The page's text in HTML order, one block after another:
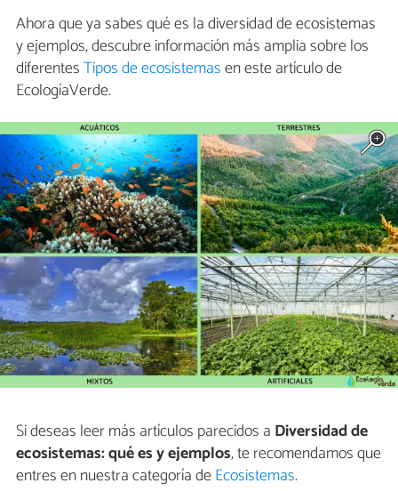
Ahora que ya sabes qué es la diversidad de ecosistemas
y ejemplos, descubre información más amplia sobre los
diferentesTipos de ecosistemasen este artículo de
EcologíaVerde.
Si deseas leer más artículos parecidos a Diversidad de
ecosistemas: qué es y ejemplos, te recomendamos que
entres en nuestra categoría deEcosistemas.